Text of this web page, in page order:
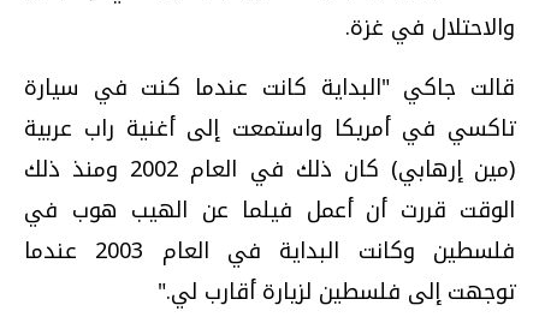
والاحتلال في غزة.
قالت جاكي "البداية كانت عندما كنت في سيارة
تاكسي في أمريكا واستمعت إلى أغنية راب عربية
(مين إرهابي) كان ذلك في العام 2002 ومنذ ذلك
الوقت قررت أن أعمل فيلما عن الهيب هوب في
فلسطين وكانت البداية في العام 2003 عندما
توجهت إلى فلسطين لزيارة أقارب لي."